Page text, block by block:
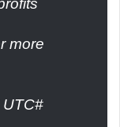
more
#AXO listing on June 15, 15 UTC